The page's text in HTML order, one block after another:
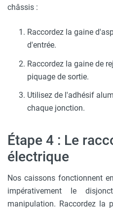
châssis :
Raccordez la gaine
d'entrée.
Raccordez la gaine de
piquage de sortie.
Utilisez de l'adhésif
chaque jonction.
Étape 4 : Le
électrique
Nos caissons fonctionnent
impérativement le
manipulation. Raccordez la